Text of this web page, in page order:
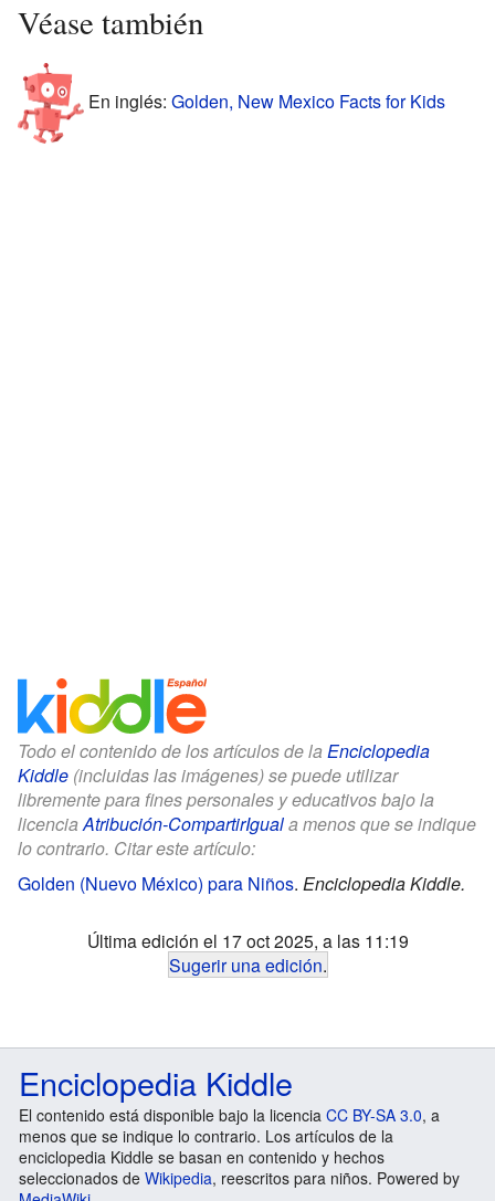
Véase también
En inglés: Golden, New Mexico Facts for Kids
Todo el contenido de los artículos de la Enciclopedia
Kiddle (incluidas las imágenes) se puede utilizar
libremente para fines personales y educativos bajo la
licenciaAtribución-CompartirIguala menos que se indique
lo contrario. Citar este artículo:
Golden (Nuevo México) para Niños. Enciclopedia Kiddle.
Última edición el 17 oct 2025, a las 11:19
Sugerir una edición.
Enciclopedia Kiddle
El contenido está disponible bajo la licencia CC BY-SA 3.0, a
menos que se indique lo contrario. Los artículos de la
enciclopedia Kiddle se basan en contenido y hechos
seleccionados de Wikipedia, reescritos para niños. Powered by